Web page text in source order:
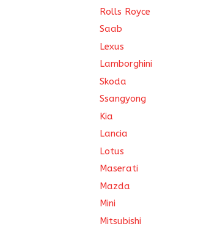
Rolls Royce
Saab
Lexus
Lamborghini
Skoda
Ssangyong
Kia
Lancia
Lotus
Maserati
Mazda
Mini
Mitsubishi